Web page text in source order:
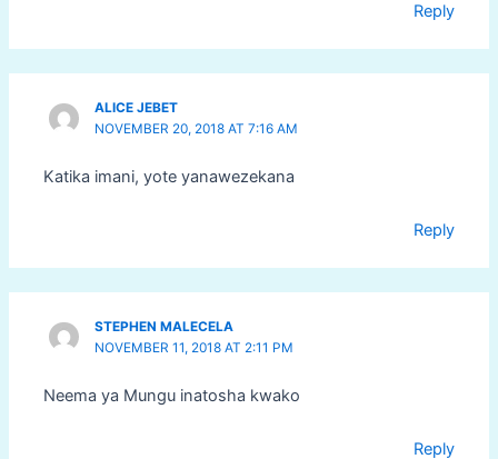
Reply
ALICE JEBET
NOVEMBER 20, 2018 AT 7:16 AM
Katika imani, yote yanawezekana
Reply
STEPHEN MALECELA
NOVEMBER 11, 2018 AT 2:11 PM
Neema ya Mungu inatosha kwako
Reply